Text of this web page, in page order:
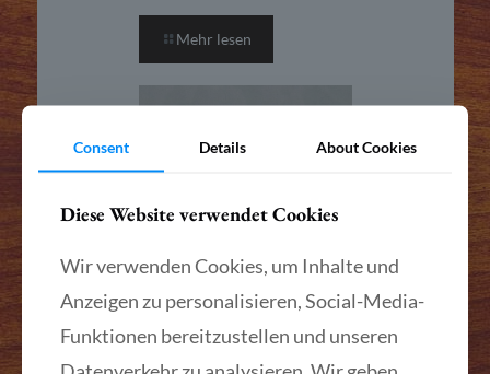
Mehr lesen
Consent Details About Cookies
Diese Website verwendet Cookies
Wir verwenden Cookies, um Inhalte und
Anzeigen zu personalisieren, Social-Media-
Funktionen bereitzustellen und unseren